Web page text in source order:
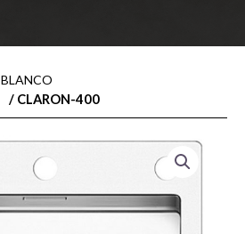
BLANCO
/ CLARON-400